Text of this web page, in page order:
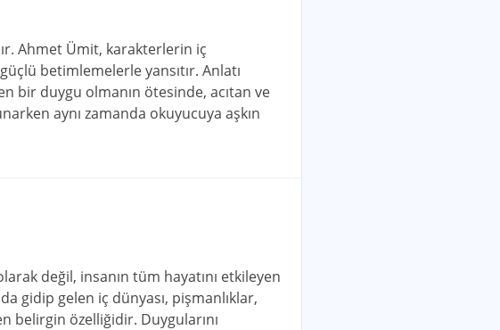
Ahmet Ümit, karakterlerin iç
betimlemelerle yansıtır. Anlatı
bir duygu olmanın ötesinde, acıtan ve
aynı zamanda okuyucuya aşkın
değil, insanın tüm hayatını etkileyen
gidip gelen iç dünyası, pişmanlıklar,
belirgin özelliğidir. Duygularını